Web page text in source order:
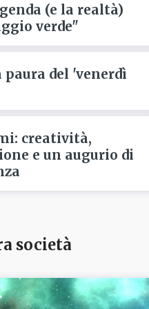
(e la realtà)
verde"
paura del 'venerdì
creatività,
e un augurio di
società